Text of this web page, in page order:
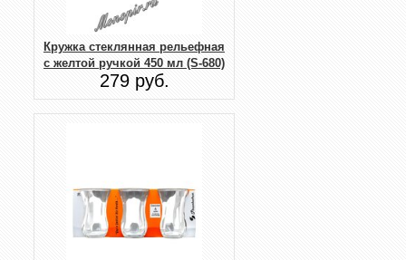
Кружка стеклянная рельефная
с желтой ручкой 450 мл (S-680)
279 руб.